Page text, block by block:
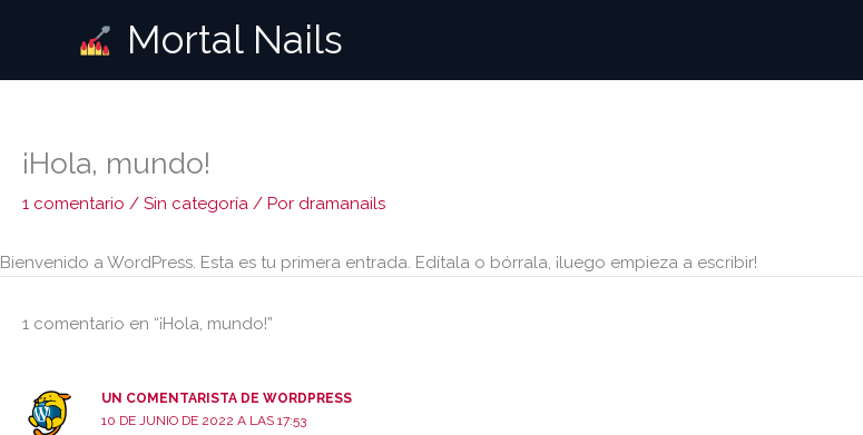
Mortal Nails
¡Hola, mundo!
1 comentario / Sin categoría / Por dramanails
Bienvenido a WordPress. Esta es tu primera entrada. Edítala o bórrala, ¡luego empieza a escribir!
1 comentario en “¡Hola, mundo!”
UN COMENTARISTA DE WORDPRESS
10 DE JUNIO DE 2022 A LAS 17:53